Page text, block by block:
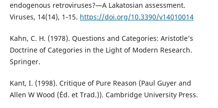
endogenous retroviruses?—A Lakatosian assessment.
Viruses, 14(14), 1‑15. https://doi.org/10.3390/v14010014
Kahn, C. H. (1978). Questions and Categories: Aristotle’s
Doctrine of Categories in the Light of Modern Research.
Springer.
Kant, I. (1998). Critique of Pure Reason (Paul Guyer and
Allen W Wood (Éd. et Trad.)). Cambridge University Press.